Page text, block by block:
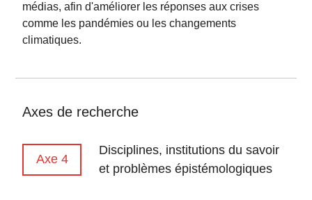
médias, afin d'améliorer les réponses aux crises
comme les pandémies ou les changements
climatiques.
Axes de recherche
Axe 4
Disciplines, institutions du savoir
et problèmes épistémologiques